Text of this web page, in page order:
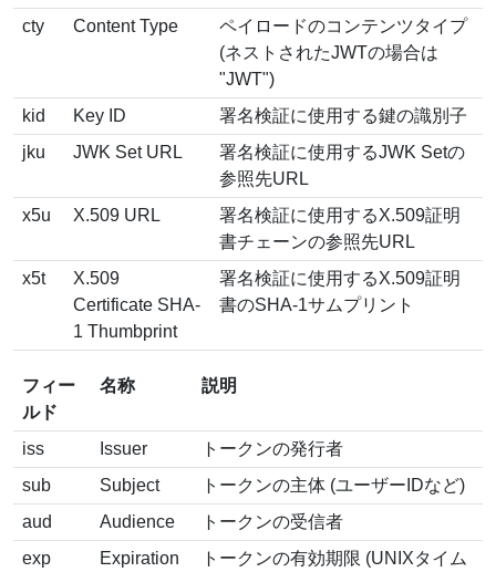
cty
Content Type
ペイロードのコンテンツタイプ
(ネストされたJWTの場合は
"JWT")
kid
Key ID
署名検証に使用する鍵の識別子
jku
JWK Set URL
署名検証に使用するJWK Setの
参照先URL
x5u
X.509 URL
署名検証に使用するX.509証明
書チェーンの参照先URL
x5t
X.509
Certificate SHA-
1 Thumbprint
署名検証に使用するX.509証明
書のSHA-1サムプリント
フィー
ルド
名称 説明
iss Issuer
トークンの発行者
sub
Subject
トークンの主体 (ユーザーIDなど)
aud
Audience
トークンの受信者
exp
Expiration トークンの有効期限 (UNIXタイム